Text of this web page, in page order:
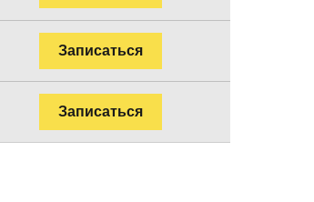
Записаться
Записаться